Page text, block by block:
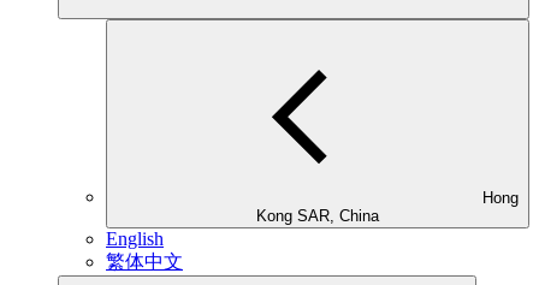
Kong SAR, China
English
繁体中文